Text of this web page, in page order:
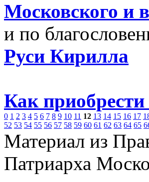
Московского и
и по
Руси Кирилла
Как
0 1 2 3 4 5 6 7 8 9 10 11 12 13 14 15 16 17
52 53 54 55 56 57 58 59 60 61 62 63 64 65
Материал из
Патриарха